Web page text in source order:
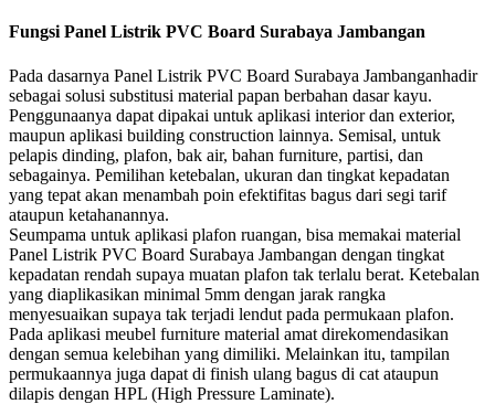
Fungsi Panel Listrik PVC Board Surabaya Jambangan
Pada dasarnya Panel Listrik PVC Board Surabaya Jambanganhadir
sebagai solusi substitusi material papan berbahan dasar kayu.
Penggunaanya dapat dipakai untuk aplikasi interior dan exterior,
maupun aplikasi building construction lainnya. Semisal, untuk
pelapis dinding, plafon, bak air, bahan furniture, partisi, dan
sebagainya. Pemilihan ketebalan, ukuran dan tingkat kepadatan
yang tepat akan menambah poin efektifitas bagus dari segi tarif
ataupun ketahanannya.
Seumpama untuk aplikasi plafon ruangan, bisa memakai material
Panel Listrik PVC Board Surabaya Jambangan dengan tingkat
kepadatan rendah supaya muatan plafon tak terlalu berat. Ketebalan
yang diaplikasikan minimal 5mm dengan jarak rangka
menyesuaikan supaya tak terjadi lendut pada permukaan plafon.
Pada aplikasi meubel furniture material amat direkomendasikan
dengan semua kelebihan yang dimiliki. Melainkan itu, tampilan
permukaannya juga dapat di finish ulang bagus di cat ataupun
dilapis dengan HPL (High Pressure Laminate).